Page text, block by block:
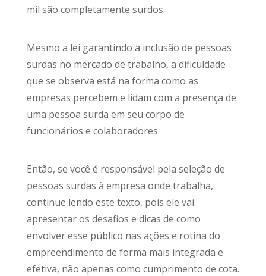
mil são completamente surdos.
Mesmo a lei garantindo a inclusão de pessoas
surdas no mercado de trabalho, a dificuldade
que se observa está na forma como as
empresas percebem e lidam com a presença de
uma pessoa surda em seu corpo de
funcionários e colaboradores.
Então, se você é responsável pela seleção de
pessoas surdas à empresa onde trabalha,
continue lendo este texto, pois ele vai
apresentar os desafios e dicas de como
envolver esse público nas ações e rotina do
empreendimento de forma mais integrada e
efetiva, não apenas como cumprimento de cota.